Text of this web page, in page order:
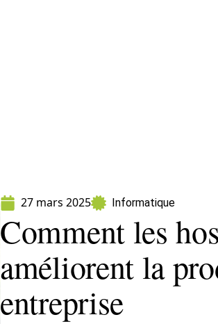
27 mars 2025 Informatique
Comment les
améliorent la
entreprise